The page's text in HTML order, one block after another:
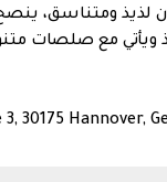
لذيذ ومتناسق،
مع صلصات
30175 Hannover,